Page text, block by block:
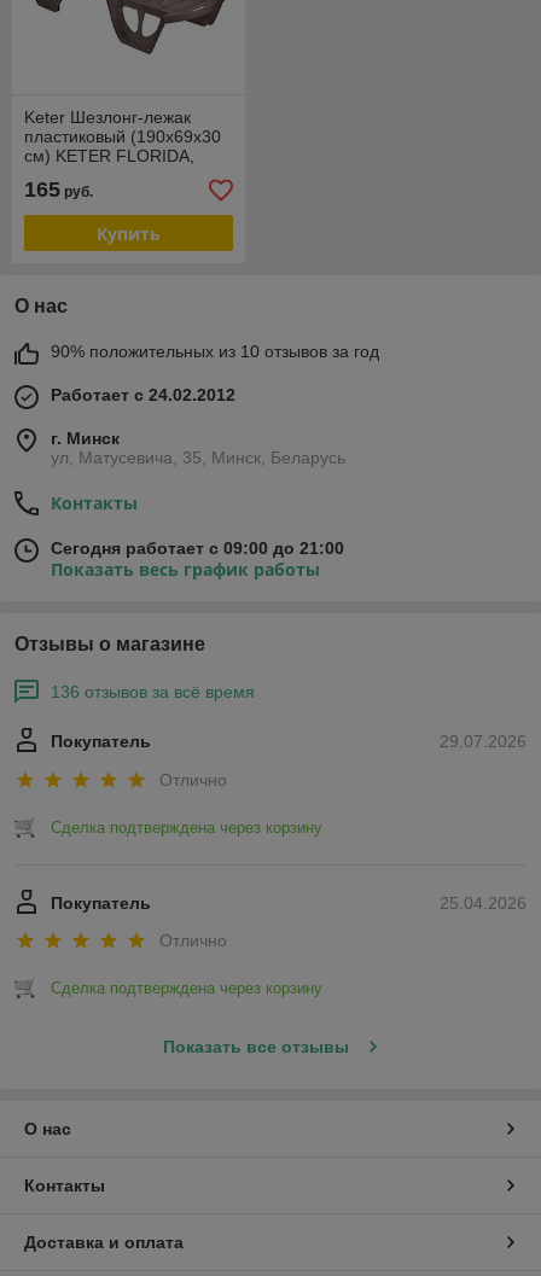
Keter Шезлонг-лежак
пластиковый (190x69x30
см) KETER FLORIDA,
165 руб.
Купить
О нас
90% положительных из 10 отзывов за год
Работает с 24.02.2012
г. Минск
ул, Матусевича, 35, Минск, Беларусь
Контакты
Сегодня работает с 09:00 до 21:00
Показать весь график работы
Отзывы о магазине
136 отзывов за всё время
29.07.2026
Покупатель
Отлично
Сделка подтверждена через корзину
25.04.2026
Покупатель
Отлично
Сделка подтверждена через корзину
Показать все отзывы
О нас
Контакты
Доставка и оплата